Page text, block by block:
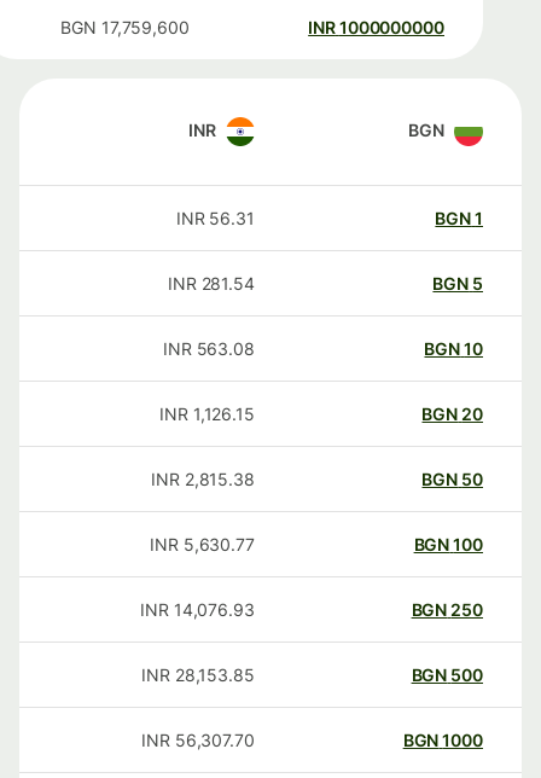
1000000000
INR
17,759,600
BGN
BGN
INR
BGN
56.31
INR
BGN
281.54
INR
BGN
563.08
INR
20
BGN
1,126.15
INR
50
BGN
2,815.38
INR
100
BGN
5,630.77
INR
250
BGN
14,076.93
INR
500
BGN
28,153.85
INR
1000
BGN
56,307.70
INR